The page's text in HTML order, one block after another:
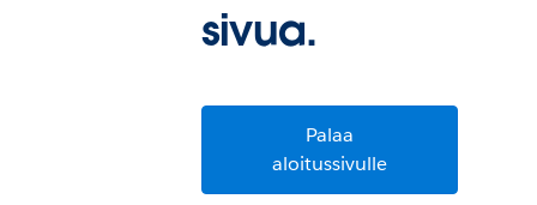
sivua.
Palaa
aloitussivulle